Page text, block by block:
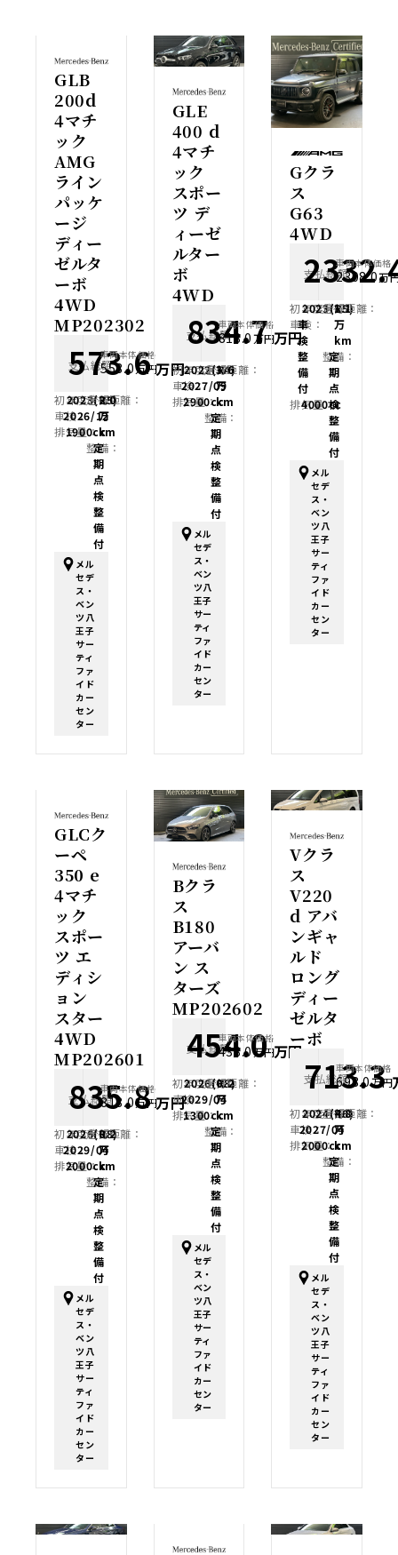
GLB
200d
4マチ
ック
AMG
ライン
パッケ
ージ
ディー
ゼルタ
ーボ
4WD
MP202302
支払総額
573.6 万円
車両本体価格
558.0万円
初年度登録：
2023(R5)
車検：
2026/12
排気量：
1900cc
走行距離：
2.0
万
km
整備：
定
期
点
検
整
備
付
メル
セデ
ス・
ベン
ツ八
王子
サー
ティ
ファ
イド
カー
セン
ター
GLE
400 d
4マチ
ック
スポー
ツ デ
ィーゼ
ルター
ボ
4WD
支払総額
834.7 万円
車両本体価格
818.0万円
初年度登録：
2022(R4)
車検：
2027/09
排気量：
2900cc
走行距離：
3.6
万
km
整備：
定
期
点
検
整
備
付
メル
セデ
ス・
ベン
ツ八
王子
サー
ティ
ファ
イド
カー
セン
ター
Gクラ
ス
G63
4WD
支払総額
車両本体価格
2308.0万
初年度登録：
2023(R5)
車検：
車
検
整
備
付
排気量：
4000cc
走行距離：
1.1
万
km
整備：
定
期
点
検
整
備
付
メル
セデ
ス・
ベン
ツ八
王子
サー
ティ
ファ
イド
カー
セン
ター
GLCク
ーペ
350 e
4マチ
ック
スポー
ツ エ
ディシ
ョン
スター
4WD
MP202601
支払総額
835.8 万円
車両本体価格
818.0万円
初年度登録：
2026(R8)
車検：
2029/04
排気量：
2000cc
走行距離：
0.2
万
km
整備：
定
期
点
検
整
備
付
メル
セデ
ス・
ベン
ツ八
王子
サー
ティ
ファ
イド
カー
セン
ター
Bクラ
ス
B180
アーバ
ン ス
ターズ
MP202602
支払総額
454.0 万円
車両本体価格
438.0万円
初年度登録：
2026(R8)
車検：
2029/04
排気量：
1300cc
走行距離：
0.2
万
km
整備：
定
期
点
検
整
備
付
メル
セデ
ス・
ベン
ツ八
王子
サー
ティ
ファ
イド
カー
セン
ター
Vクラ
ス
V220
d アバ
ンギャ
ルド
ロング
ディー
ゼルタ
ーボ
支払総額
713.3
車両本体価格
698.0万円
初年度登録：
2024(R6)
車検：
2027/04
排気量：
2000cc
走行距離：
4.8
万
km
整備：
定
期
点
検
整
備
付
メル
セデ
ス・
ベン
ツ八
王子
サー
ティ
ファ
イド
カー
セン
ター